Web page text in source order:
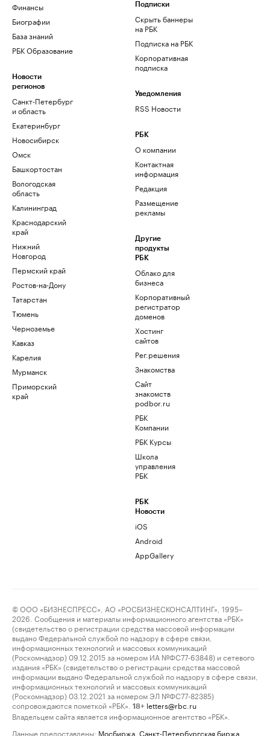
Финансы
Биографии
База знаний
РБК Образование
Новости
регионов
Санкт-Петербург
и область
Екатеринбург
Новосибирск
Омск
Башкортостан
Вологодская
область
Калининград
Краснодарский
край
Нижний
Новгород
Пермский край
Ростов-на-Дону
Татарстан
Тюмень
Черноземье
Кавказ
Карелия
Мурманск
Приморский
край
Подписки
Скрыть баннеры
на РБК
Подписка на РБК
Корпоративная
подписка
Уведомления
RSS Новости
РБК
О компании
Контактная
информация
Редакция
Размещение
рекламы
Другие
продукты
РБК
Облако для
бизнеса
Корпоративный
регистратор
доменов
Хостинг
сайтов
Рег.решения
Знакомства
Сайт
знакомств
podbor.ru
РБК
Компании
РБК Курсы
Школа
управления
РБК
РБК
Новости
iOS
Android
AppGallery
© ООО «БИЗНЕСПРЕСС», АО «РОСБИЗНЕСКОНСАЛТИНГ», 1995–
2026. Сообщения и материалы информационного агентства «РБК»
(свидетельство о регистрации средства массовой информации
выдано Федеральной службой по надзору в сфере связи,
информационных технологий и массовых коммуникаций
(Роскомнадзор) 09.12.2015 за номером ИА №ФС77-63848) и сетевого
издания «РБК» (свидетельство о регистрации средства массовой
информации выдано Федеральной службой по надзору в сфере связи,
информационных технологий и массовых коммуникаций
(Роскомнадзор) 03.12.2021 за номером ЭЛ №ФС77-82385)
сопровождаются пометкой «РБК».
18+ letters@rbc.ru
Владельцем сайта является информационное агентство «РБК».
Данные предоставлены: Мосбиржа Санкт-Петербургская биржа